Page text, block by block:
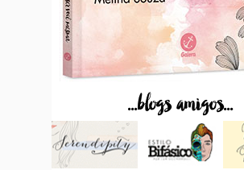
...blogs amigos...